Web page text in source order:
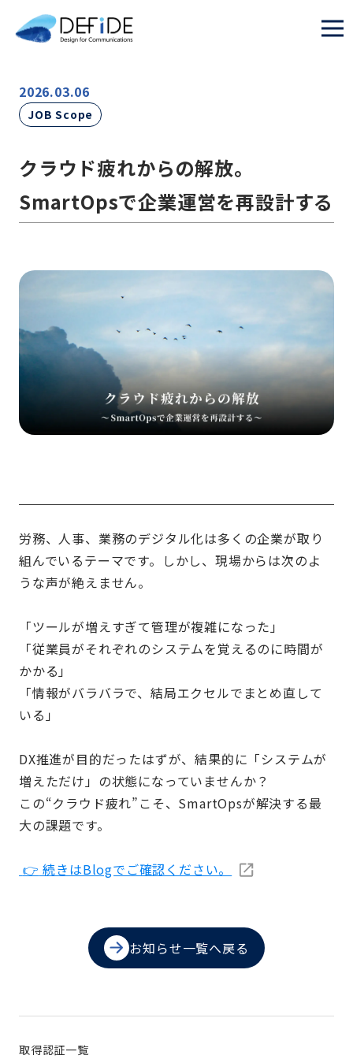
2026.03.06
JOB Scope
クラウド疲れからの解放。
SmartOpsで企業運営を再設計する
労務、人事、業務のデジタル化は多くの企業が取り
組んでいるテーマです。しかし、現場からは次のよ
うな声が絶えません。
「ツールが増えすぎて管理が複雑になった」
「従業員がそれぞれのシステムを覚えるのに時間が
かかる」
「情報がバラバラで、結局エクセルでまとめ直して
いる」
DX推進が目的だったはずが、結果的に「システムが
増えただけ」の状態になっていませんか？
この“クラウド疲れ”こそ、SmartOpsが解決する最
大の課題です。
👉 続きはBlogでご確認ください。
お知らせ一覧へ戻る
取得認証一覧